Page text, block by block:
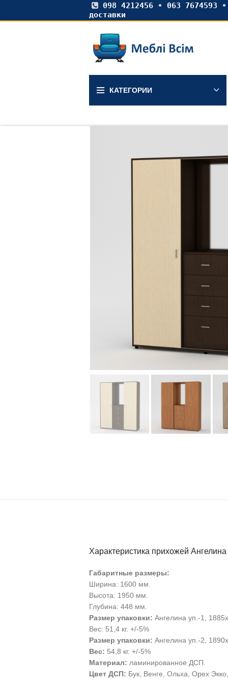
098 4212456• 063 7674593
доставки
КАТЕГОРИИ
Характеристика прихожей Ангелина
Габаритные размеры:
Ширина: 1600 мм.
Высота: 1950 мм.
Глубина: 448 мм.
Размер упаковки: Ангелина уп.-1,
Вес: 51,4 кг. +/-5%
Размер упаковки: Ангелина уп.-2,
Вес: 54,8 кг. +/-5%
Материал: ламинированное ДСП.
Цвет ДСП: Бук, Венге, Ольха, Орех